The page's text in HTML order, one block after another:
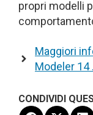
propri modelli
Maggiori
Modeler 14
CONDIVIDI